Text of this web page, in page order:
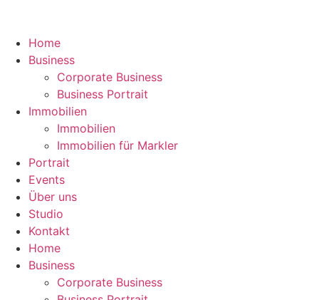
springenHome
Business
Corporate Business
Business Portrait
Immobilien
Immobilien
Immobilien für Markler
Portrait
Events
Über uns
Studio
Kontakt
Home
Business
Corporate Business